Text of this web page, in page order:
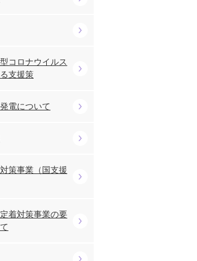
コロナウイルス
支援策
電について
策事業（国支援
着対策事業の要